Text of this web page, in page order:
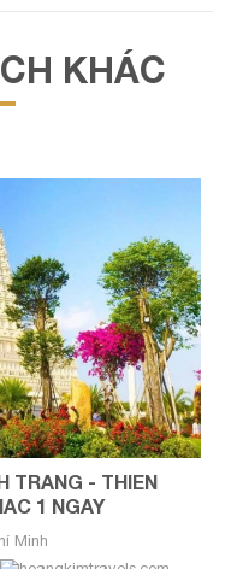
KHÁC
TRANG - THIEN
1 NGAY
Minh